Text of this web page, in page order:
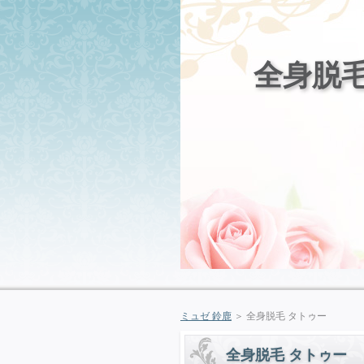
全身脱
ミュゼ 鈴鹿＞ 全身脱毛 タトゥー
全身脱毛 タトゥー